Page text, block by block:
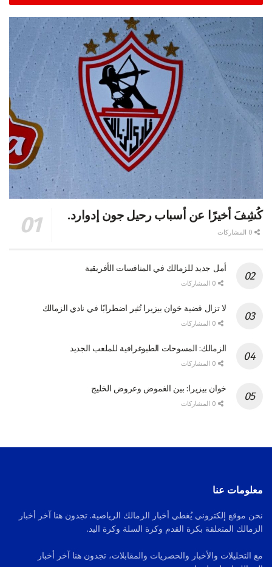
كُشِفَ أخيرًا عن أسباب رحيل جون إدوارد.
أمل جديد للزمالك في المنافسات الأفريقية
لا تزال قضية خوان بيزيرا تُثير اضطرابًا في نادي الزمالك
الزمالك: المسوحات الطبوغرافية للملعب الجديد
خوان بيزيرا: بين الغموض وعروض الخليج
معلومات عنا
نحن موقع إلكتروني يُغطي أخبار الزمالك الرياضية. تجدون هنا آخر أخبار
الزمالك المتعلقة بكرة القدم وكرة السلة وكرة اليد.
مع التحليلات والأخبار والحصريات والمقابلات، تجدون هنا آخر أخبار